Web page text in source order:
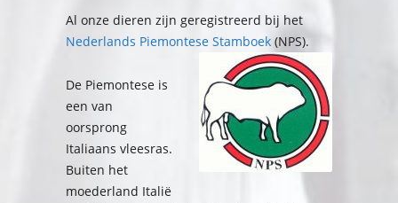
Al onze dieren zijn geregistreerd bij het
Nederlands Piemontese Stamboek (NPS).
De Piemontese is
een van
oorsprong
Italiaans vleesras.
Buiten het
moederland Italië